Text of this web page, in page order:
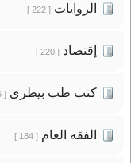
الروايات[ 222 ]
إقتصاد[ 220 ]
كتب طب بيطرى[ 186 ]
الفقه العام[ 184 ]